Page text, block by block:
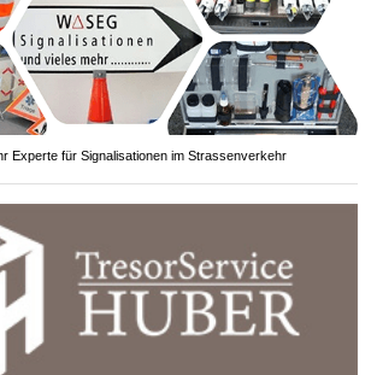
Experte für Signalisationen im Strassenverkehr